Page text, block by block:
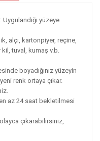
yüzeye
alçı, kartonpiyer, reçine,
tuval, kumaş v.b.
boyadığınız yüzeyin
renk ortaya çıkar.
az 24 saat bekletilmesi
çıkarabilirsiniz,